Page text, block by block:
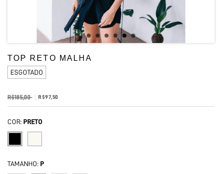
TOP RETO MALHA
ESGOTADO
R$185,00 R$97,50
COR: PRETO
TAMANHO: P